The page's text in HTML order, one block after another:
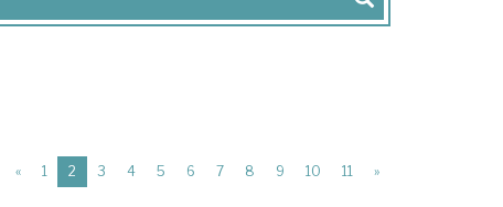
« 1 2 (current)
3 4 5 6 7 8 9 10 11 »